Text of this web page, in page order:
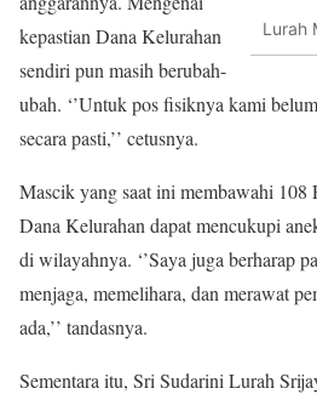
Lurah
kepastian Dana Kelurahan
sendiri pun masih berubah-
ubah. ‘’Untuk pos fisiknya kami
secara pasti,’’ cetusnya.
Mascik yang saat ini membawahi 108
Dana Kelurahan dapat mencukupi
di wilayahnya. ‘’Saya juga berharap
menjaga, memelihara, dan merawat
ada,’’ tandasnya.
Sementara itu, Sri Sudarini Lurah